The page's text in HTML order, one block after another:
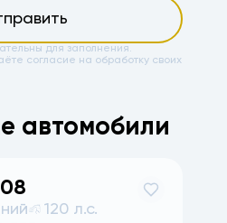
для заполнения.
согласие на обработку своих
автомобили
120 л.с.